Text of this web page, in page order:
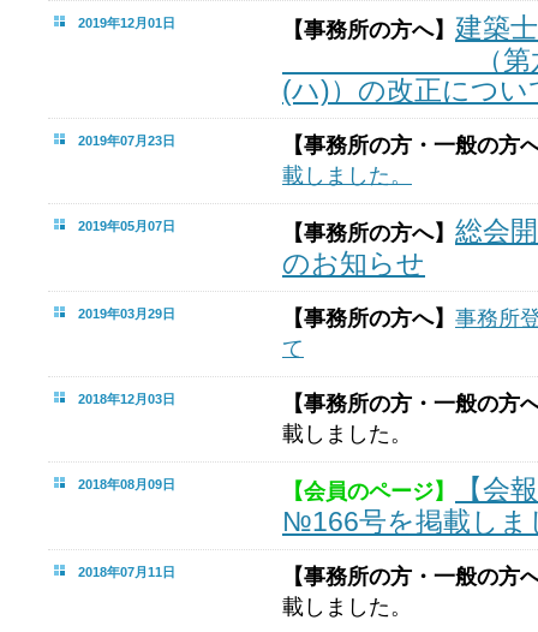
2019年12月01日 【事務所の方へ】 建築
（第六号書
(ハ)）の改正につい
2019年07月23日
【事務所の方・一般の方
載しました。
2019年05月07日 【事務所の方へ】 総会
のお知らせ
2019年03月29日 【事務所の方へ】 事務所
て
2018年12月03日
【事務所の方・一般の方
載しました。
2018年08月09日 【会員のページ】
【会
№166号を掲載しま
2018年07月11日
【事務所の方・一般の方
載しました。